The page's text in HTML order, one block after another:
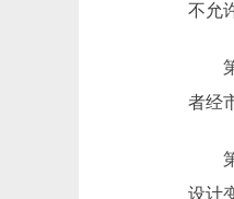
不允
第
者经
第
设计